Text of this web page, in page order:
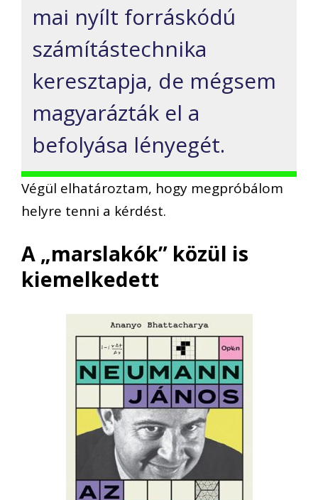
mai nyílt forráskódú
számítástechnika
keresztapja, de mégsem
magyarázták el a
befolyása lényegét.
Végül elhatároztam, hogy megpróbálom
helyre tenni a kérdést.
A „marslakók” közül is
kiemelkedett